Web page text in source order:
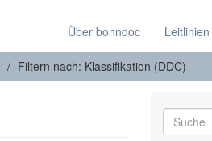
Über bonndoc Leitlinien
Filtern nach: Klassifikation (DDC)